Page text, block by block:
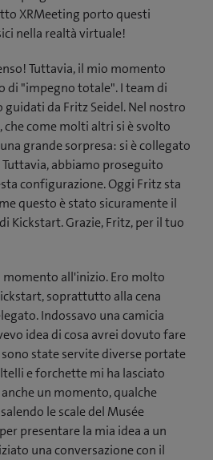
XRMeeting porto questi
nella realtà virtuale!
Tuttavia, il mio momento
"impegno totale". I team di
da Fritz Seidel. Nel nostro
come molti altri si è svolto
grande sorpresa: si è collegato
abbiamo proseguito
configurazione. Oggi Fritz sta
questo è stato sicuramente il
Kickstart. Grazie, Fritz, per il tuo
momento all'inizio. Ero molto
soprattutto alla cena
Indossavo una camicia
idea di cosa avrei dovuto fare
state servite diverse portate
e forchette mi ha lasciato
un momento, qualche
le scale del Musée
presentare la mia idea a un
una conversazione con il